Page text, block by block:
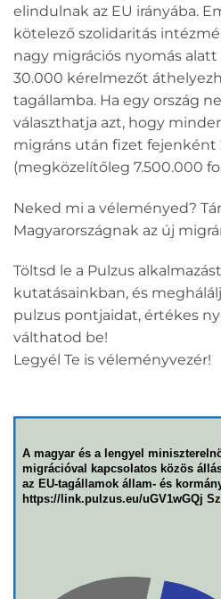
elindulnak az EU irányába.
kötelező szolidaritás
nagy migrációs nyomás
30.000 kérelmezőt
tagállamba. Ha egy ország
választhatja azt, hogy
migráns után fizet fejenként
(megközelítőleg 7.500.000
Neked mi a véleményed?
Magyarországnak az új
Töltsd le a Pulzus
kutatásainkban, és
pulzus pontjaidat, értékes
válthatod be!
Legyél Te is véleményvezér!
A magyar és a lengyel
migrációval kapcsolatos közös
az EU-tagállamok állam- és
https://link.pulzus.eu/uGV1wGQj